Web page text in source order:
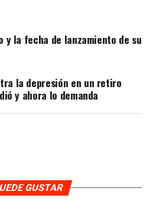
y la fecha de lanzamiento de su
la depresión en un retiro
y ahora lo demanda
GUSTAR